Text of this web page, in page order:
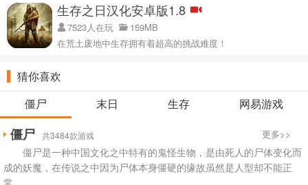
生存之日汉化安卓版1.8
7523人在玩
159MB
在荒土废地中生存拥有着超高的挑战难度！
猜你喜欢
僵尸
末日 生存 网易游戏
僵尸 共3484款游戏 更多>>
僵尸是一种中国文化之中特有的鬼怪生物，是由死人的尸体变化而
成的妖魔，在传说之中因为尸体本身僵硬的缘故虽然是人型却不能正
常...